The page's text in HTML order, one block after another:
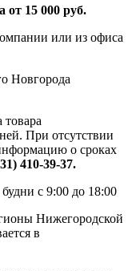
от 15 000 руб.
или из офиса
Новгорода
товара
При отсутствии
о сроках
410-39-37.
с 9:00 до 18:00
Нижегородской
в